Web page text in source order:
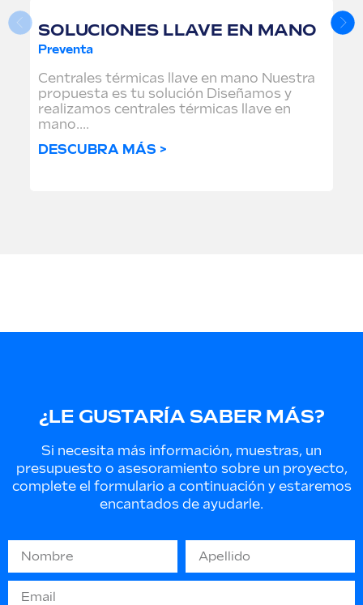
SOLUCIONES LLAVE EN MANO
Preventa
Centrales térmicas llave en mano Nuestra
propuesta es tu solución Diseñamos y
realizamos centrales térmicas llave en
mano....
DESCUBRA MÁS >
¿LE GUSTARÍA SABER MÁS?
Si necesita más información, muestras, un
presupuesto o asesoramiento sobre un proyecto,
complete el formulario a continuación y estaremos
encantados de ayudarle.